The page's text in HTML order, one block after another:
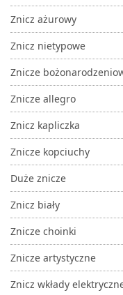
Znicz ażurowy
Znicz nietypowe
Znicze
Znicze allegro
Znicz kapliczka
Znicze kopciuchy
Duże znicze
Znicz biały
Znicze choinki
Znicze artystyczne
Znicz wkłady